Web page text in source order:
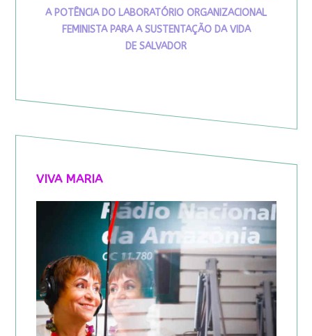
A POTÊNCIA DO LABORATÓRIO ORGANIZACIONAL
FEMINISTA PARA A SUSTENTAÇÃO DA VIDA
DE SALVADOR
VIVA MARIA